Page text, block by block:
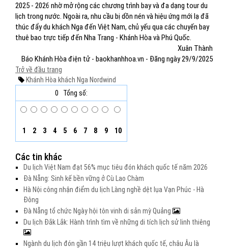
2025 - 2026 nhờ mở rộng các chương trình bay và đa dạng tour du
lịch trong nước. Ngoài ra, nhu cầu bị dồn nén và hiệu ứng mới lạ đã
thúc đẩy du khách Nga đến Việt Nam, chủ yếu qua các chuyến bay
thuê bao trực tiếp đến Nha Trang - Khánh Hòa và Phú Quốc.
Xuân Thành
Báo Khánh Hòa điện tử - baokhanhhoa.vn - Đăng ngày 29/9/2025
Trở về đầu trang
Khánh Hòa khách Nga Nordwind
0
Tổng số:
1 2 3 4 5 6 7 8 9 10
Các tin khác
Du lịch Việt Nam đạt 56% mục tiêu đón khách quốc tế năm 2026
Đà Nẵng: Sinh kế bền vững ở Cù Lao Chàm
Hà Nội công nhận điểm du lịch Làng nghề dệt lụa Vạn Phúc - Hà
Đông
Đà Nẵng tổ chức Ngày hội tôn vinh di sản mỳ Quảng
Du lịch Đắk Lắk: Hành trình tìm về những di tích lịch sử linh thiêng
Ngành du lịch đón gần 14 triệu lượt khách quốc tế, châu Âu là